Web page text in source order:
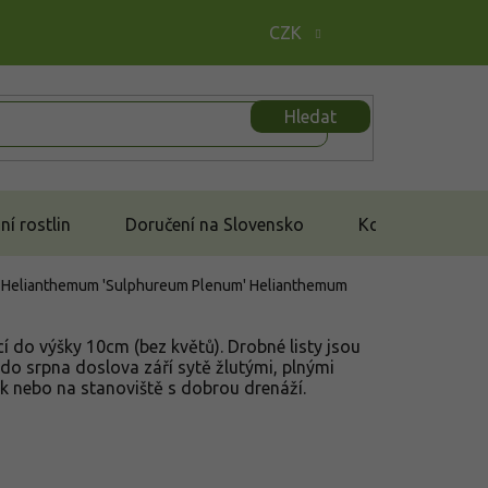
CZK
Hledat
rostlin Doručení na Slovensko Kontakt
'Sulphureum Plenum'Helianthemum
výšky 10cm (bez květů). Drobné listy jsou
do srpna doslova září sytě žlutými, plnými
nebo na stanoviště s dobrou drenáží.